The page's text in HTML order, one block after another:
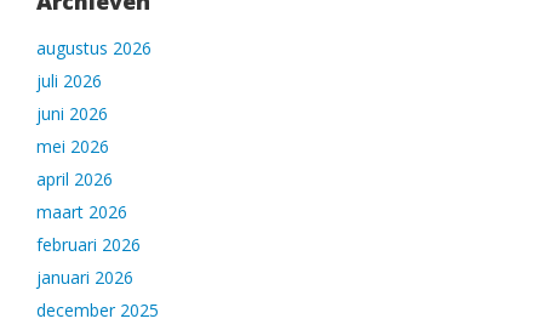
augustus 2026
juli 2026
juni 2026
mei 2026
april 2026
maart 2026
februari 2026
januari 2026
december 2025